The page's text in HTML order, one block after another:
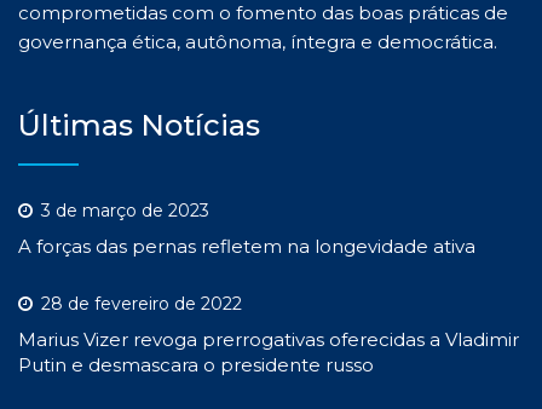
comprometidas com o fomento das boas práticas de
governança ética, autônoma, íntegra e democrática.
Últimas Notícias
3 de março de 2023
A forças das pernas refletem na longevidade ativa
28 de fevereiro de 2022
Marius Vizer revoga prerrogativas oferecidas a Vladimir
Putin e desmascara o presidente russo